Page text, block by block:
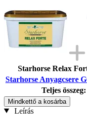
Starhorse Relax
Starhorse Anyagcsere
Teljes összeg:
Mindkettő a kosárba
Leírás